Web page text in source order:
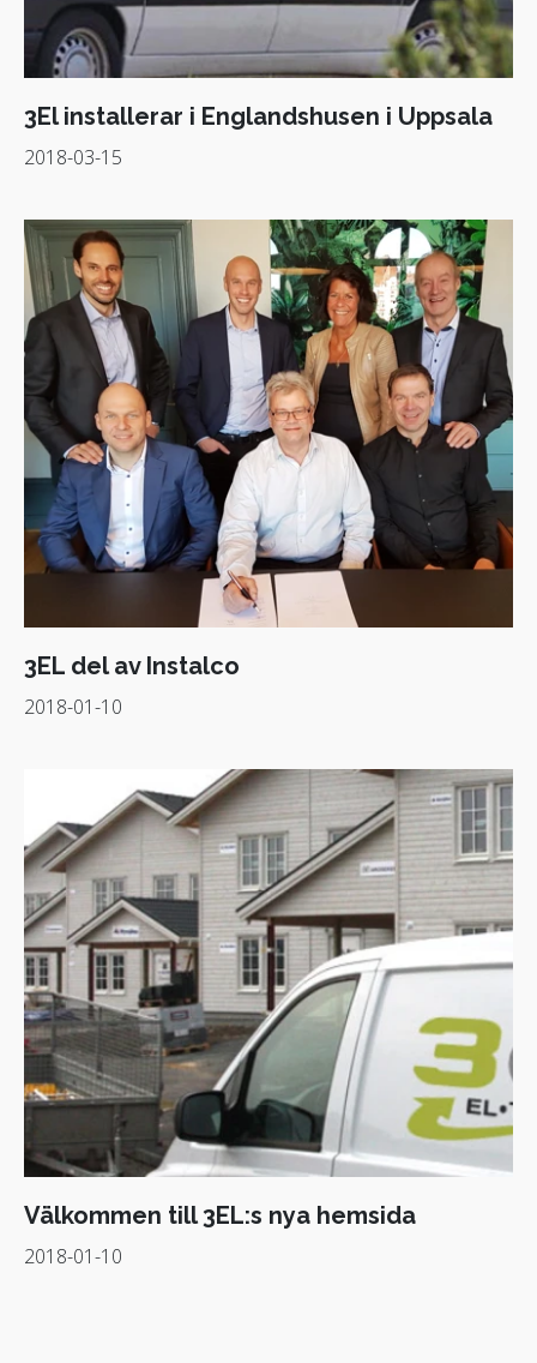
3El installerar i Englandshusen i Uppsala
2018-03-15
3EL del av Instalco
2018-01-10
Välkommen till 3EL:s nya hemsida
2018-01-10